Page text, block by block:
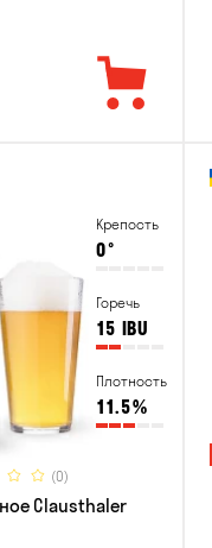
Крепость
0°
Горечь
15 IBU
Плотность
11.5%
(0)
Clausthaler